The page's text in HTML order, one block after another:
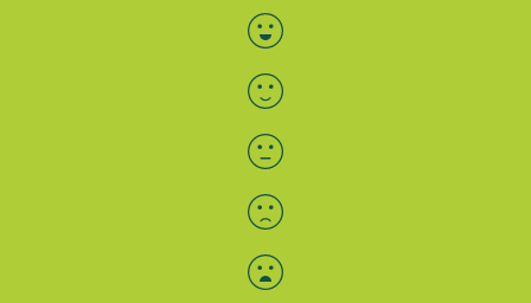
Bewertung auswählen